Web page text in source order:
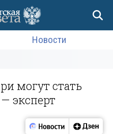
Новости
могут стать
эксперт